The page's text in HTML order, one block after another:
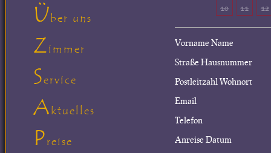
10
11
12
Vorname Name
Straße Hausnummer
Postleitzahl Wohnort
Email
Telefon
Anreise Datum
Über uns
Zimmer
Service
Aktuelles
Preise